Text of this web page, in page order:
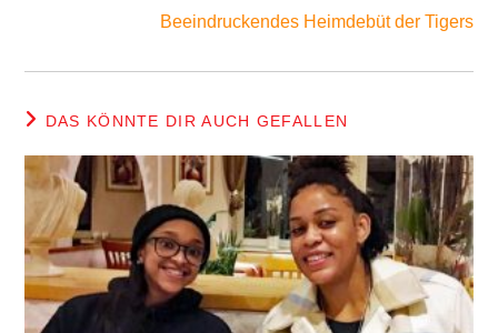
Beeindruckendes Heimdebüt der Tigers
DAS KÖNNTE DIR AUCH GEFALLEN